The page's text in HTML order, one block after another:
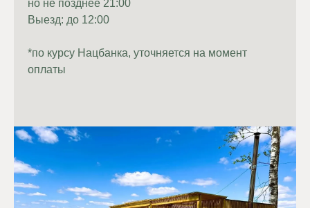
но не позднее 21:00
Выезд: до 12:00
*по курсу Нацбанка, уточняется на момент
оплаты